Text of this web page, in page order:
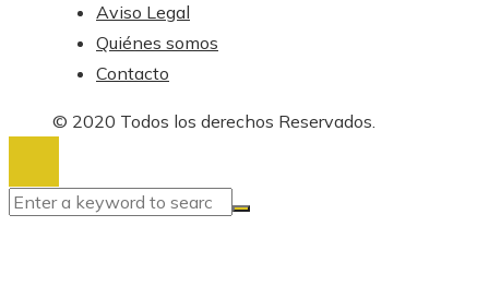
Aviso Legal
Quiénes somos
Contacto
© 2020 Todos los derechos Reservados.